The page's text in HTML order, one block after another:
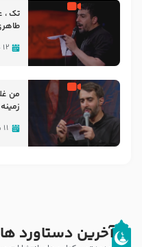
تک
۱۲ مرداد ۱۴۰۵
من
۱۱ مرداد ۱۴۰۵
آخرین دستاورد ها